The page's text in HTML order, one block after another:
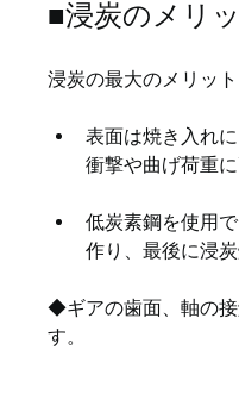
■浸炭のメリ
浸炭の最大のメリッ
表面は焼き入れ
衝撃や曲げ荷重
低炭素鋼を使用
作り、最後に浸
◆ギアの歯面、軸の
す。